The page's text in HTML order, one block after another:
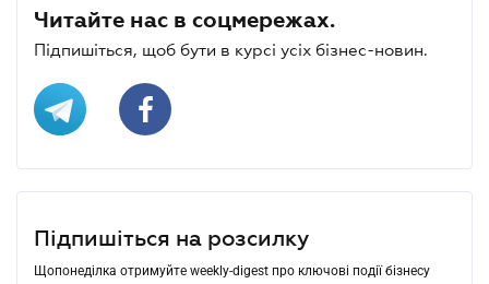
Читайте нас в соцмережах.
Підпишіться, щоб бути в курсі усіх бізнес-новин.
Підпишіться на розсилку
Щопонеділка отримуйте weekly-digest про ключові події бізнесу